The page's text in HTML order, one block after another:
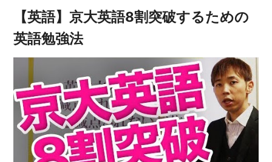
【英語】京大英語8割突破するための
英語勉強法